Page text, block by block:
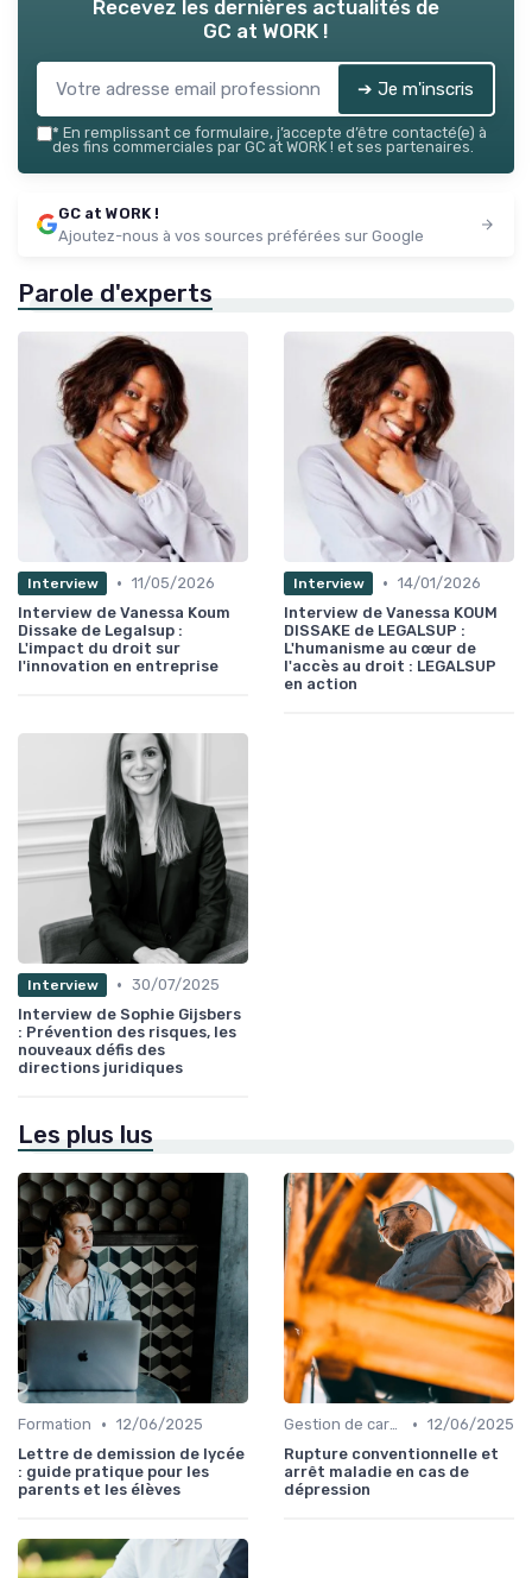
Recevez les dernières actualités de
GC at WORK !
➔ Je m'inscris
* En remplissant ce formulaire, j’accepte d’être contacté(e) à
des fins commerciales par GC at WORK ! et ses partenaires.
GC at WORK !
Ajoutez-nous à vos sources préférées sur Google
Parole d'experts
Interview • 11/05/2026
Interview de Vanessa Koum
Dissake de Legalsup :
L'impact du droit sur
l'innovation en entreprise
Interview • 14/01/2026
Interview de Vanessa KOUM
DISSAKE de LEGALSUP :
L'humanisme au cœur de
l'accès au droit : LEGALSUP
en action
Interview • 30/07/2025
Interview de Sophie Gijsbers
: Prévention des risques, les
nouveaux défis des
directions juridiques
Les plus lus
Formation • 12/06/2025
Lettre de demission de lycée
: guide pratique pour les
parents et les élèves
Gestion de carrière • 12/06/2025
Rupture conventionnelle et
arrêt maladie en cas de
dépression